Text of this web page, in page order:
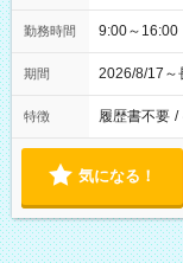
勤務時間 9:00～16:00
期間 2026/8/17
特徴 履歴書不要 /
気になる！